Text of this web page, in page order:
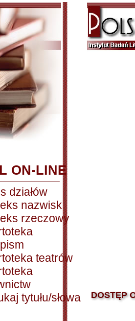
ON-LINE
działów
nazwisk
rzeczowy
teatrów
tytułu/słowa
DOSTĘP